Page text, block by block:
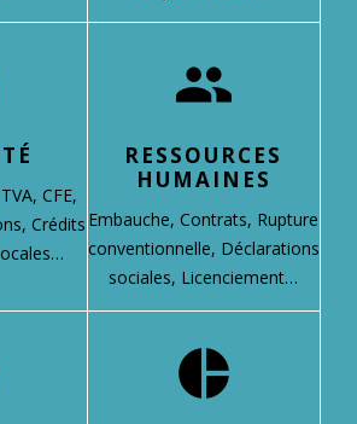
TVA,CFE,
Crédits
people
RESSOURCES
HUMAINES
Embauche,Contrats, Rupture
conventionnelle, Déclarations
sociales, Licenciement…
pie_chart